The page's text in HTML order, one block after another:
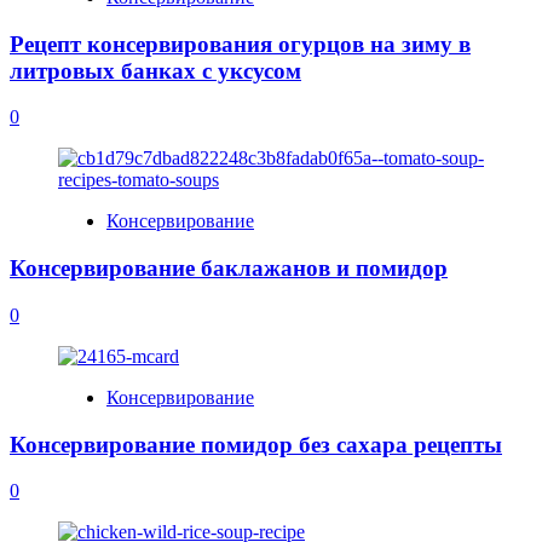
Рецепт консервирования огурцов на зиму в
литровых банках с уксусом
0
Консервирование
Консервирование баклажанов и помидор
0
Консервирование
Консервирование помидор без сахара рецепты
0